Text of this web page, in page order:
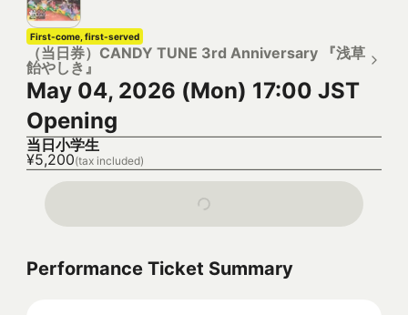
First-come, first-served
（当日券）CANDY TUNE 3rd Anniversary 『浅草
飴やしき』
May 04, 2026 (Mon) 17:00 JST
Opening
当日小学生
¥5,200(tax included)
Performance Ticket Summary